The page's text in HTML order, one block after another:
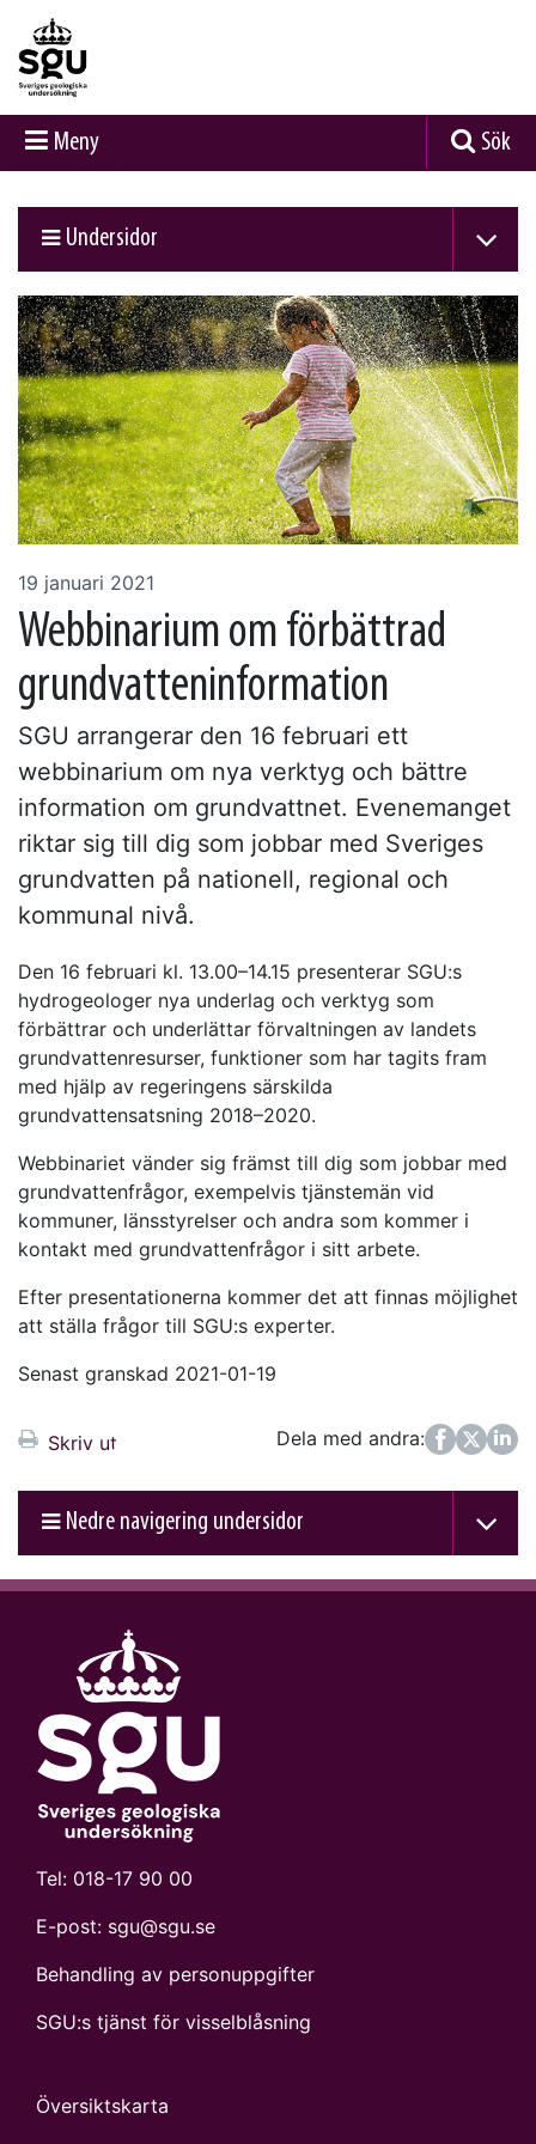
Meny Sök
Undersidor
19 januari 2021
Webbinarium om förbättrad
grundvatteninformation
SGU arrangerar den 16 februari ett
webbinarium om nya verktyg och bättre
information om grundvattnet. Evenemanget
riktar sig till dig som jobbar med Sveriges
grundvatten på nationell, regional och
kommunal nivå.
Den 16 februari kl. 13.00–14.15 presenterar SGU:s
hydrogeologer nya underlag och verktyg som
förbättrar och underlättar förvaltningen av landets
grundvattenresurser, funktioner som har tagits fram
med hjälp av regeringens särskilda
grundvattensatsning 2018–2020.
Webbinariet vänder sig främst till dig som jobbar med
grundvattenfrågor, exempelvis tjänstemän vid
kommuner, länsstyrelser och andra som kommer i
kontakt med grundvattenfrågor i sitt arbete.
Efter presentationerna kommer det att finnas möjlighet
att ställa frågor till SGU:s experter.
Senast granskad 2021-01-19
Skriv ut Dela med andra:
FacebookTwitter
LinkedIn
Nedre navigering undersidor
Tel: 018-17 90 00
E-post: sgu@sgu.se
Behandling av personuppgifter
SGU:s tjänst för visselblåsning
Översiktskarta